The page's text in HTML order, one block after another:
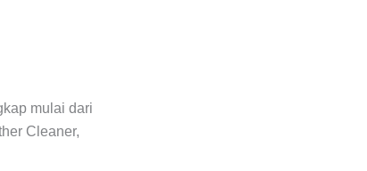
mulai dari
Cleaner,